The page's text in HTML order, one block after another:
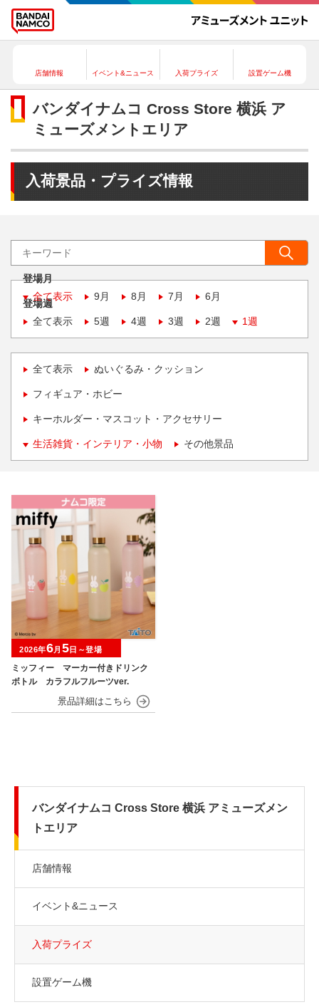
店舗情報 イベント&ニュース 入荷プライズ 設置ゲーム機
バンダイナムコ Cross Store 横浜 ア
ミューズメントエリア
入荷景品・プライズ情報
登場月
全て表示
9月 8月 7月 6月
登場週
全て表示
5週 4週 3週 2週 1週
全て表示 ぬいぐるみ・クッション
フィギュア・ホビー
キーホルダー・マスコット・アクセサリー
生活雑貨・インテリア・小物 その他景品
ミッフィー マーカー付きドリンク
ボトル カラフルフルーツver.
2026年6月 5日～登場
バンダイナムコ Cross Store 横浜 アミューズメン
トエリア
店舗情報
イベント&ニュース
入荷プライズ
設置ゲーム機